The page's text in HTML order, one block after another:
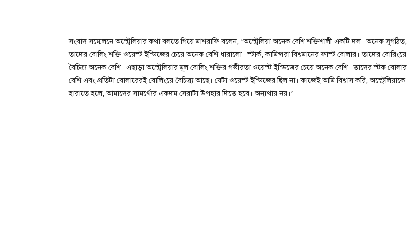
সংবাদ সম্মেলনে অস্ট্রেলিয়ার কথা বলতে গিয়ে মাশরাফি বলেন, ‘অস্ট্রেলিয়া অনেক বেশি শক্তিশালী একটি দল। অনেক সুগঠিত,
তাদের বোলিং শক্তি ওয়েস্ট ইন্ডিজের চেয়ে অনেক বেশি ধারালো। স্টার্ক, কামিন্সরা বিশ্বমানের ফাস্ট বোলার। তাদের বোরিংয়ে
বৈচিত্র্য অনেক বেশি। এছাড়া অস্ট্রেলিয়ার মূল বোলিং শক্তির গভীরতা ওয়েস্ট ইন্ডিজের চেয়ে অনেক বেশি। তাদের স্টক বোলার
বেশি এবং প্রতিটা বোলারেরই বোলিংয়ে বৈচিত্র্য আছে। যেটা ওয়েস্ট ইন্ডিজের ছিল না। কাজেই আমি বিশ্বাস করি, অস্ট্রেলিয়াকে
হারাতে হলে, আমাদের সামর্থ্যের একদম সেরাটা উপহার দিতে হবে। অন্যথায় নয়।’